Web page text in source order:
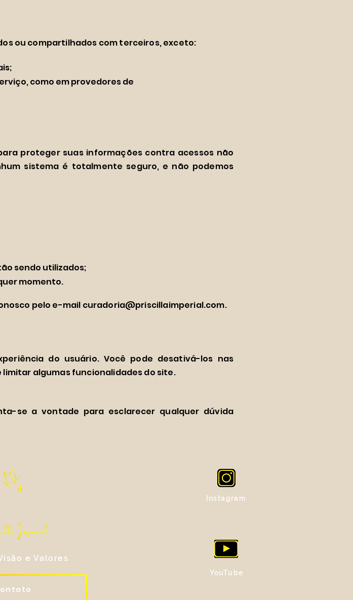
ou compartilhados com terceiros, exceto:
como em provedores de
proteger suas informações contra acessos não
sistema é totalmente seguro, e não podemos
sendo utilizados;
momento.
pelo e-mail curadoria@priscillaimperial.com.
do usuário. Você pode desativá-los nas
algumas funcionalidades do site.
se a vontade para esclarecer qualquer dúvida
e Valores
Instagram
YouTube